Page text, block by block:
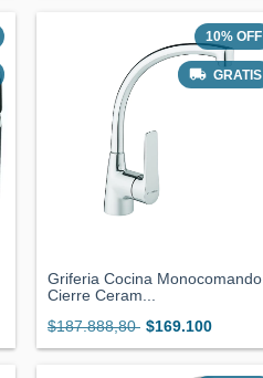
10% OFF
GRATIS
Griferia Cocina Monocomando
Cierre Ceram...
$187.888,80 $169.100